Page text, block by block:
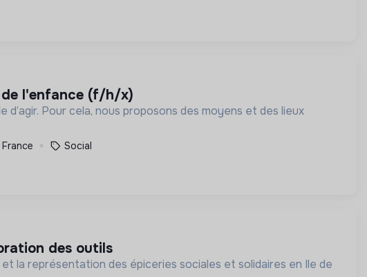
de l'enfance (f/h/x)
Pour cela, nous proposons des moyens et des lieux
Social
des outils
la représentation des épiceries sociales et solidaires en Ile de